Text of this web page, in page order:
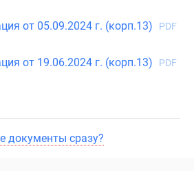
от 05.09.2024 г. (корп.13)
PDF
от 19.06.2024 г. (корп.13)
PDF
документы сразу?